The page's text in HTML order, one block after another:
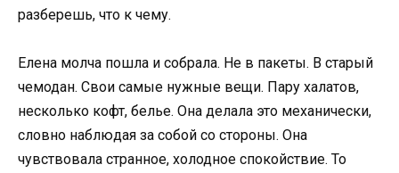
разберешь, что к чему.
Елена молча пошла и собрала. Не в пакеты. В старый
чемодан. Свои самые нужные вещи. Пару халатов,
несколько кофт, белье. Она делала это механически,
словно наблюдая за собой со стороны. Она
чувствовала странное, холодное спокойствие. То